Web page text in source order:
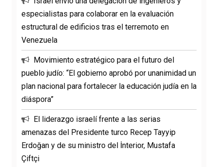
especialistas para colaborar en la evaluación
estructural de edificios tras el terremoto en
Venezuela
Movimiento estratégico para el futuro del
pueblo judío: “El gobierno aprobó por unanimidad un
plan nacional para fortalecer la educación judía en la
diáspora”
El liderazgo israelí frente a las serias
amenazas del Presidente turco Recep Tayyip
Erdoğan y de su ministro del İnterior, Mustafa
Çiftçi